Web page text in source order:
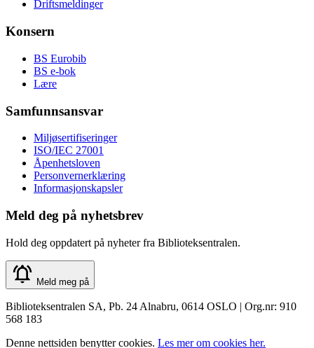
Driftsmeldinger
Konsern
BS Eurobib
BS e-bok
Lære
Samfunnsansvar
Miljøsertifiseringer
ISO/IEC 27001
Åpenhetsloven
Personvernerklæring
Informasjonskapsler
Meld deg på nyhetsbrev
Hold deg oppdatert på nyheter fra Biblioteksentralen.
Meld meg på
Biblioteksentralen SA, Pb. 24 Alnabru, 0614 OSLO | Org.nr: 910
568 183
Denne nettsiden benytter cookies. Les mer om cookies her.